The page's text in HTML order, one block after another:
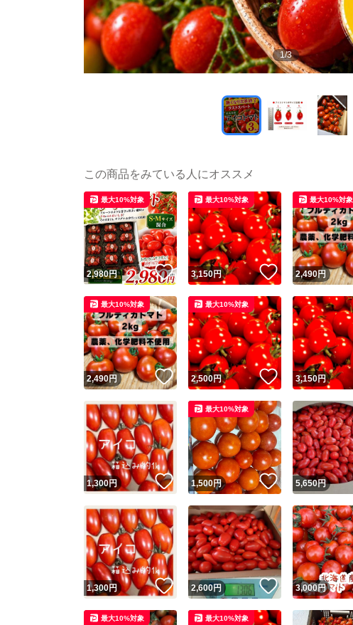
1/3
この商品をみている人にオススメ
2,980円 いいね！
最大10%対象
3,150円 いいね！
最大10%対象
2,490円
最大10%対象
2,490円 いいね！
最大10%対象
2,500円 いいね！
最大10%対象
3,150円
1,300円 いいね！
1,500円 いいね！
最大10%対象
5,650円
1,300円 いいね！
2,600円 いいね！
3,000円
最大10%対象 最大10%対象